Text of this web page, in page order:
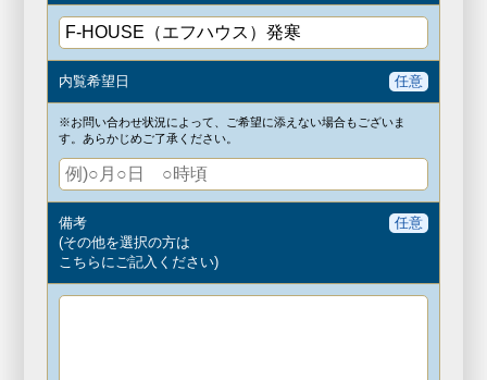
内覧希望日 任意
※お問い合わせ状況によって、ご希望に添えない場合もございま
す。 あらかじめご了承ください。
備考
(その他を選択の方は
こちらにご記入ください)
任意